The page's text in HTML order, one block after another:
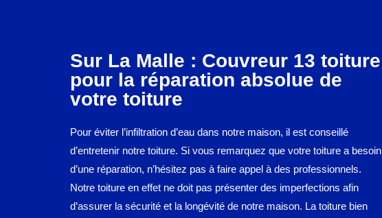
Sur La Malle : Couvreur 13 toiture
pour la réparation absolue de
votre toiture
Pour éviter l’infiltration d’eau dans notre maison, il est conseillé
d’entretenir notre toiture. Si vous remarquez que votre toiture a besoin
d’une réparation, n’hésitez pas à faire appel à des professionnels.
Notre toiture en effet ne doit pas présenter des imperfections afin
d’assurer la sécurité et la longévité de notre maison. La toiture bien